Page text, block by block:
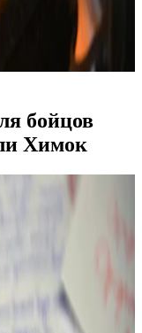
бойцов
Химок